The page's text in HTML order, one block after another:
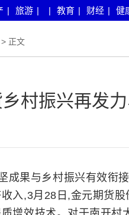
| 旅游 | | 教育 | 财经 | 健
> 正文
村振兴再发
成果与乡村振兴有效衔
入,3月28日,金元期货